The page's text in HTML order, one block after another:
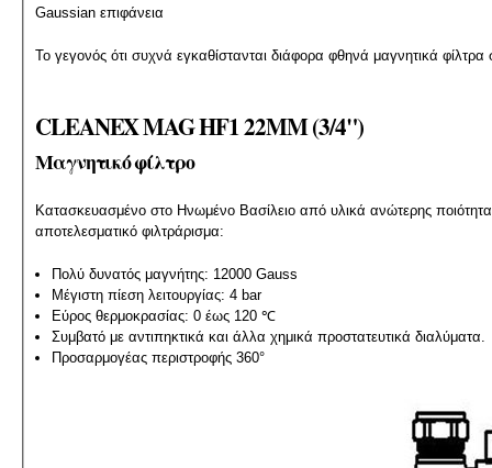
Gaussian επιφάνεια
Το γεγονός ότι συχνά εγκαθίστανται διάφορα φθηνά μαγνητικά
CLEANEX MAG HF1 22MM (3/4")
Μαγνητικό φίλτρο
Κατασκευασμένο στο Ηνωμένο Βασίλειο από υλικά ανώτερης
αποτελεσματικό φιλτράρισμα:
Πολύ δυνατός μαγνήτης: 12000 Gauss
Μέγιστη πίεση λειτουργίας: 4 bar
Εύρος θερμοκρασίας: 0 έως 120 ℃
Συμβατό με αντιπηκτικά και άλλα χημικά προστατευτικά διαλύματα.
Προσαρμογέας περιστροφής 360°